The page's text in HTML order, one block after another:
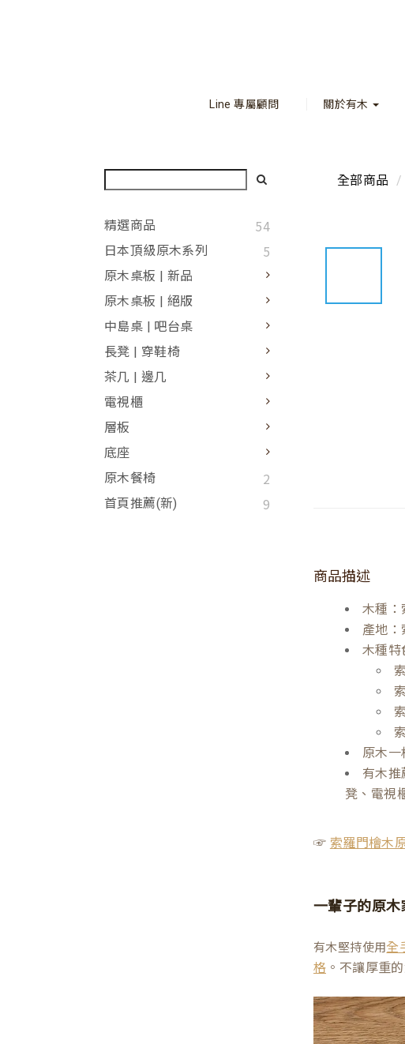
Line 專屬顧問 關於有木
精選商品 54
日本頂級原木系列 5
原木桌板 | 新品
原木桌板 | 絕版
中島桌 | 吧台桌
長凳 | 穿鞋椅
茶几 | 邊几
電視櫃
層板
底座
原木餐椅
2
首頁推薦(新) 9
全部商品
商品描述
木種
產地
木種特
原木
有木
凳、電視
☞ 索羅門檜木
一輩子的原木
有木堅持使用全
格 。不讓厚重